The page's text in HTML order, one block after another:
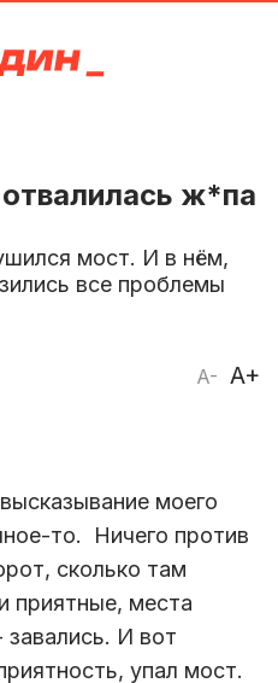
ж*па
мост. И в нём,
все проблемы
A- A+
моего
то. Ничего против
сколько там
приятные, места
И вот
упал мост.